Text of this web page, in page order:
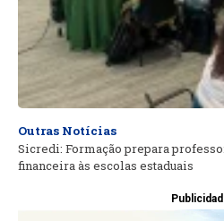
Outras Notícias
Sicredi: Formação prepara
financeira às escolas estaduais